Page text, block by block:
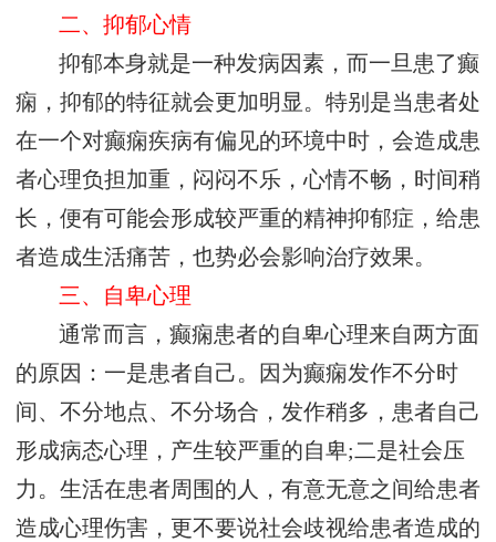
二、抑郁心情
抑郁本身就是一种发病因素，而一旦患了癫
痫，抑郁的特征就会更加明显。特别是当患者处
在一个对癫痫疾病有偏见的环境中时，会造成患
者心理负担加重，闷闷不乐，心情不畅，时间稍
长，便有可能会形成较严重的精神抑郁症，给患
者造成生活痛苦，也势必会影响治疗效果。
三、自卑心理
通常而言，癫痫患者的自卑心理来自两方面
的原因：一是患者自己。因为癫痫发作不分时
间、不分地点、不分场合，发作稍多，患者自己
形成病态心理，产生较严重的自卑;二是社会压
力。生活在患者周围的人，有意无意之间给患者
造成心理伤害，更不要说社会歧视给患者造成的